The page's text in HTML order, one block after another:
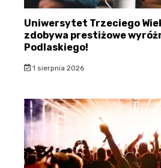
Uniwersytet Trzeciego
zdobywa prestiżowe
Podlaskiego!
1 sierpnia 2026